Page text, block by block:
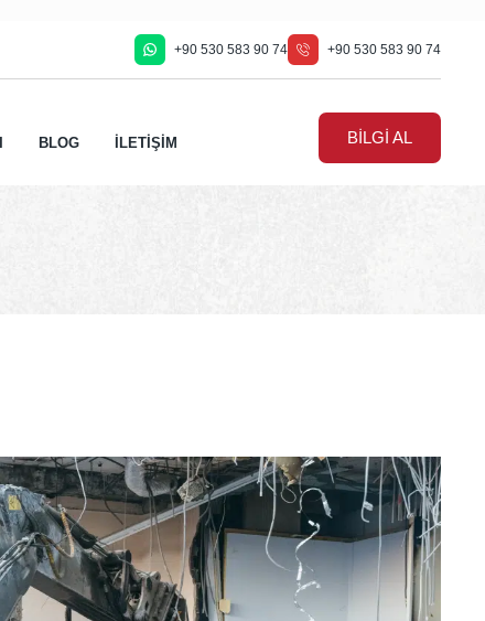
+90 530 583 90 74 +90 530 583 90 74
BLOG İLETİŞİM BİLGİ AL